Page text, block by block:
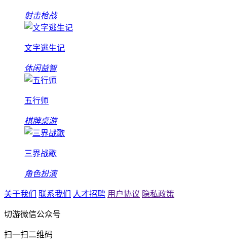
射击枪战
文字逃生记
休闲益智
五行师
棋牌桌游
三界战歌
角色扮演
关于我们 联系我们 人才招聘 用户协议 隐私政策
切游微信公众号
扫一扫二维码